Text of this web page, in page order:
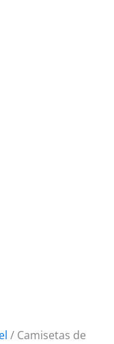
/ Camisetas de